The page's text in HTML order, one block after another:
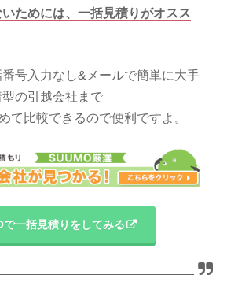
ためには、一括見積りがオスス
号入力なし&メールで簡単に大手
の引越会社まで
て比較できるので便利ですよ。
で一括見積りをしてみる